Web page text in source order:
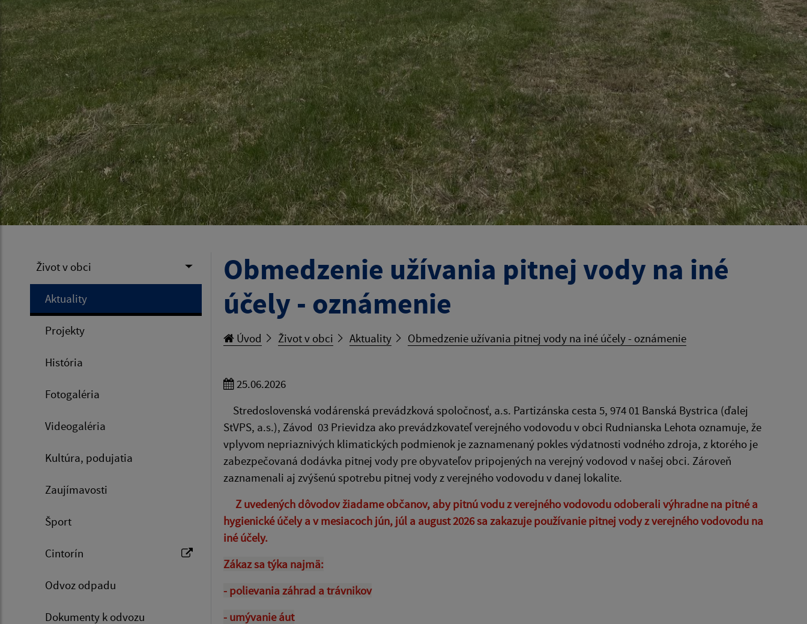
Život v obci
Aktuality
Projekty
História
Fotogaléria
Videogaléria
Kultúra, podujatia
Zaujímavosti
Šport
Cintorín
Odvoz odpadu
Dokumenty k odvozu
Obmedzenie užívania pitnej vody na iné
účely - oznámenie
Úvod Život v obci Aktuality Obmedzenie užívania pitnej vody na iné účely - oznámenie
25.06.2026
Stredoslovenská vodárenská prevádzková spoločnosť, a.s. Partizánska cesta 5, 974 01 Banská Bystrica (ďalej
StVPS, a.s.), Závod 03 Prievidza ako prevádzkovateľ verejného vodovodu v obci Rudnianska Lehota oznamuje, že
vplyvom nepriaznivých klimatických podmienok je zaznamenaný pokles výdatnosti vodného zdroja, z ktorého je
zabezpečovaná dodávka pitnej vody pre obyvateľov pripojených na verejný vodovod v našej obci. Zároveň
zaznamenali aj zvýšenú spotrebu pitnej vody z verejného vodovodu v danej lokalite.
Z uvedených dôvodov žiadame občanov, aby pitnú vodu z verejného vodovodu odoberali výhradne na pitné a
hygienické účely a v mesiacoch jún, júl a august 2026 sa zakazuje používanie pitnej vody z verejného vodovodu na
iné účely.
Zákaz sa týka najmä:
- polievania záhrad a trávnikov
- umývanie áut